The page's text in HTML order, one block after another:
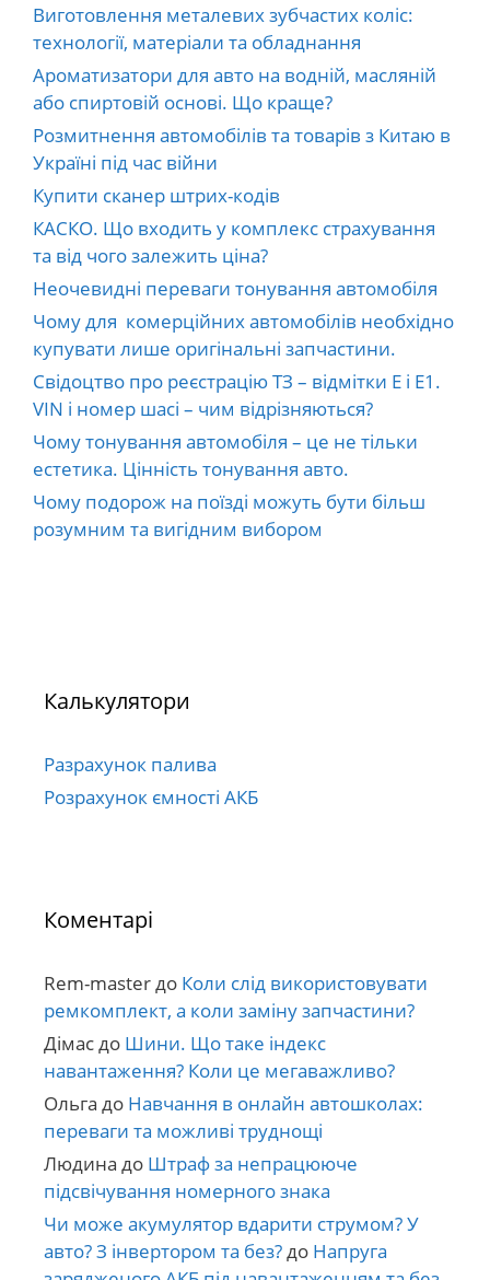
Виготовлення металевих зубчастих коліс:
технології, матеріали та обладнання
Ароматизатори для авто на водній, масляній
або спиртовій основі. Що краще?
Розмитнення автомобілів та товарів з Китаю в
Україні під час війни
Купити сканер штрих-кодів
КАСКО. Що входить у комплекс страхування
та від чого залежить ціна?
Неочевидні переваги тонування автомобіля
Чому для комерційних автомобілів необхідно
купувати лише оригінальні запчастини.
Свідоцтво про реєстрацію ТЗ – відмітки E і E1.
VIN і номер шасі – чим відрізняються?
Чому тонування автомобіля – це не тільки
естетика. Цінність тонування авто.
Чому подорож на поїзді можуть бути більш
розумним та вигідним вибором
Калькулятори
Разрахунок палива
Розрахунок ємності АКБ
Коментарі
Rem-masterдо Коли слід використовувати
ремкомплект, а коли заміну запчастини?
Дімасдо Шини. Що таке індекс
навантаження? Коли це мегаважливо?
Ольга до Навчання в онлайн автошколах:
переваги та можливі труднощі
Людина до Штраф за непрацююче
підсвічування номерного знака
Чи може акумулятор вдарити струмом? У
авто? З інвертором та без?до Напруга